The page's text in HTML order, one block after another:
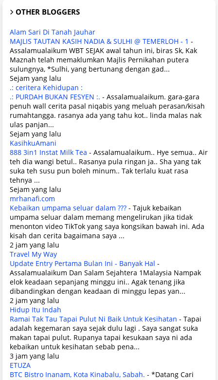
OTHER BLOGGERS
Alam Sari Di Tanah Jauhar
MAJLIS TAUTAN KASIH NADIA & SULHI @ TEMERLOH - 1 -
Assalamualaikum WBT SEJAK awal tahun ini, biras Sk, Kak
Maznah telah memaklumkan Majlis Pernikahan putera
sulungnya, *Sulhi, yang bertunang dengan gad...
Sejam yang lalu
.: ceritera Kehidupan :
.: PURDAH BUKAN FESYEN :. - Assalamualaikum. gara-gara
penuh wall cerita pasal niqabis yang meluah perasan/kisah
rumahtangga. rasanya ada yang tahu kot.. linda malas nak
ulas panjan...
Sejam yang lalu
KasihkuAmani
888 3in1 Instat Milk Tea - Assalamualaikum.. Hye semua.. Air
teh dia wangi betul.. Rasanya pula ringan ja.. Sha yang tak
suka teh susu pun boleh minum.. Tak terlalu kuat rasa
tehnya ...
Sejam yang lalu
mrhanafi.com
Kebaikan umpama seluar dalam ??? - Tajuk kebaikan
umpama seluar dalam memang mengelirukan jika tidak
menonton video TikTok yang saya kongsikan bawah ini. Ada
kisah dan cerita bagaimana saya ...
2 jam yang lalu
Travel My Way
Update Entry Pertama Bulan Ini - Banyak Hal -
Assalamualaikum Dan Salam Sejahtera 1Malaysia Nampak
elok keadaan sepanjang minggu ini.. Agak tenang jika
dibandingkan dengan keadaan di minggu lepas yan...
2 jam yang lalu
Hidup Itu Indah
Ramai Tak Tau Tapai Pulut Ni Baik Untuk Kesihatan - Tapai
adalah kegemaran saya sejak dulu lagi . Saya sangat suka
makan tapai pulut. Rupanya tapai kesukaan saya ni ada
kebaikan untuk kesihatan sebab pena...
3 jam yang lalu
ETUZA
BTC Bistro Inanam, Kota Kinabalu, Sabah. - *Datang Cari